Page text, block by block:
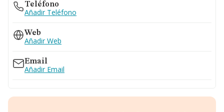
Teléfono
Añadir Teléfono
Web
Añadir Web
Email
Añadir Email